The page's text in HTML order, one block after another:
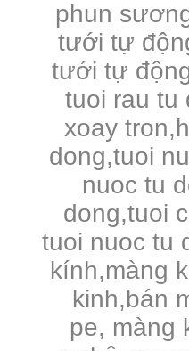
phun
tưới tự
tưới tự
tuoi rau tu
xoay
dong,tuoi
nuoc tu
dong,tuoi
tuoi nuoc tu
kính,màng
kinh,bán
pe, màng